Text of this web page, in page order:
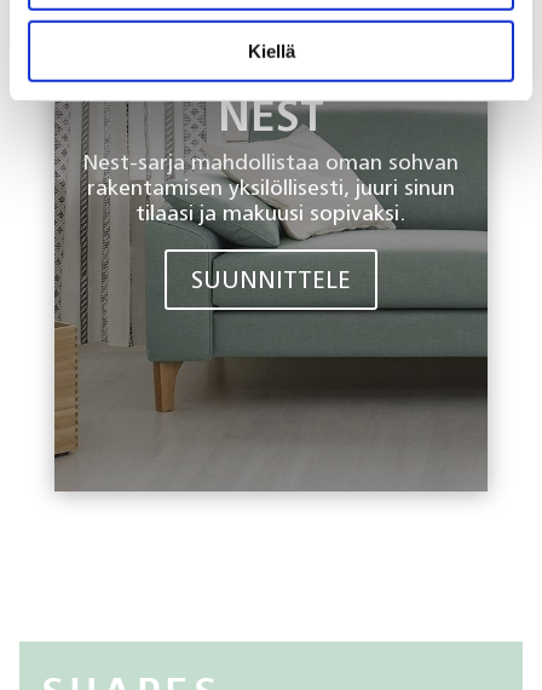
Kiellä
NEST
Nest-sarja mahdollistaa oman sohvan
rakentamisen yksilöllisesti, juuri sinun
tilaasi ja makuusi sopivaksi.
SUUNNITTELE